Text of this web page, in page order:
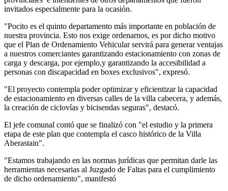
invitados especialmente para la ocasión.
"Pocito es el quinto departamento más importante en población de
nuestra provincia. Esto nos exige ordenarnos, es por dicho motivo
que el Plan de Ordenamiento Vehicular servirá para generar ventajas
a nuestros comerciantes garantizando estacionamiento con zonas de
carga y descarga, por ejemplo,y garantizando la accesibilidad a
personas con discapacidad en boxes exclusivos", expresó.
"El proyecto contempla poder optimizar y eficientizar la capacidad
de estacionamiento en diversas calles de la villa cabecera, y además,
la creación de ciclovías y bicisendas seguras", destacó.
El jefe comunal contó que se finalizó con "el estudio y la primera
etapa de este plan que contempla el casco histórico de la Villa
Aberastain".
"Estamos trabajando en las normas jurídicas que permitan darle las
herramientas necesarias al Juzgado de Faltas para el cumplimiento
de dicho ordenamiento", manifestó